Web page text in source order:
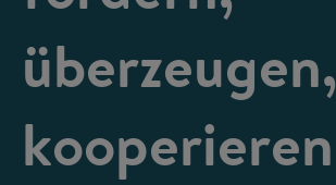
überzeugen,
kooperieren